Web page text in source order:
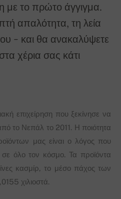
με το πρώτο άγγιγμα.
απαλότητα, τη λεία
- και θα ανακαλύψετε
χέρια σας κάτι
επιχείρηση που ξεκίνησε να
το Νεπάλ το 2011. Η ποιότητα
μας είναι ο λόγος που
σε όλο τον κόσμο. Τα προϊόντα
κασμίρ, το μέσο πάχος των
χιλιοστά.